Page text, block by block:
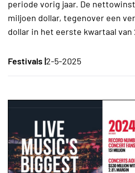
periode vorig jaar. De
miljoen dollar, tegenover een
dollar in het eerste kwartaal van
Festivals |2-5-2025